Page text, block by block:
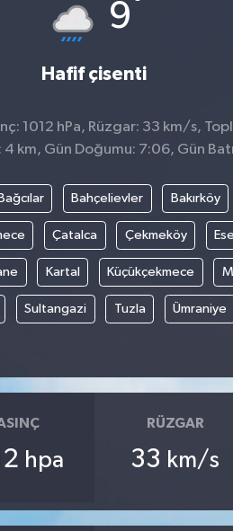
9
Hafif çisenti
1012 hPa, Rüzgar: 33 km/s,
km, Gün Doğumu: 7:06, Gün
Bağcılar Bahçelievler Bakırköy
Çatalca Çekmeköy
Kartal Küçükçekmece
Sultangazi Tuzla Ümraniye
hpa
RÜZGAR
33 km/s